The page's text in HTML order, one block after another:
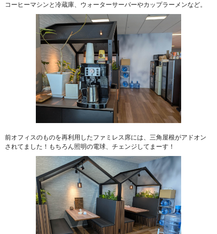
コーヒーマシンと冷蔵庫、ウォーターサーバーやカップラーメンなど。
前オフィスのものを再利用したファミレス席には、三角屋根がアドオン
されてました！もちろん照明の電球、チェンジしてまーす！